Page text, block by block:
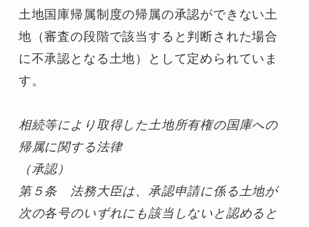
土地国庫帰属制度の帰属の承認ができない土
地（審査の段階で該当すると判断された場合
に不承認となる土地）として定められていま
す。
相続等により取得した土地所有権の国庫への
帰属に関する法律
（承認）
第５条　法務大臣は、承認申請に係る土地が
次の各号のいずれにも該当しないと認めると